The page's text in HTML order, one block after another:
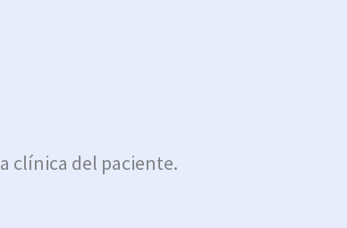
clínica del paciente.